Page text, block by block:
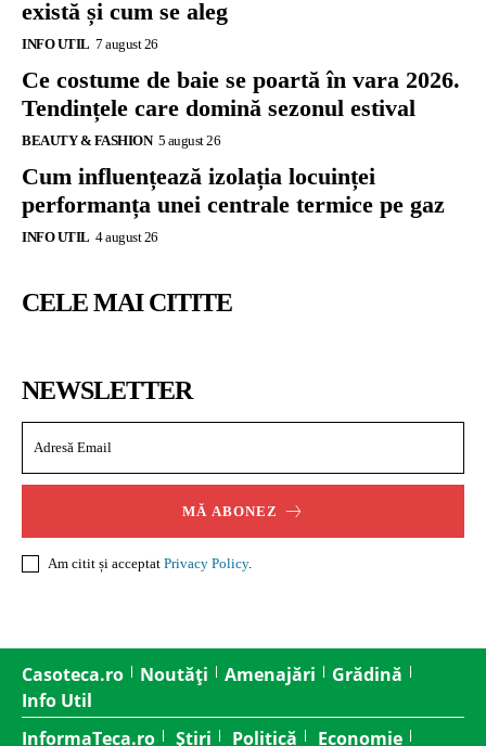
există și cum se aleg
INFO UTIL 7 august 26
Ce costume de baie se poartă în vara 2026.
Tendințele care domină sezonul estival
BEAUTY & FASHION 5 august 26
Cum influențează izolația locuinței
performanța unei centrale termice pe gaz
INFO UTIL 4 august 26
CELE MAI CITITE
NEWSLETTER
MĂ ABONEZ
Am citit și acceptat Privacy Policy.
Casoteca.ro Noutăți Amenajări
Grădină
Info Util
InformaTeca.ro
Știri Politică Economie